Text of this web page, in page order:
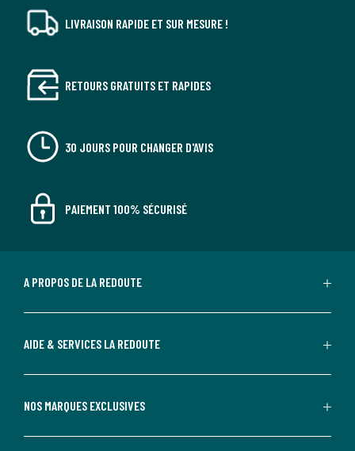
LIVRAISON RAPIDE ET SUR MESURE !
RETOURS GRATUITS ET RAPIDES
30 JOURS POUR CHANGER D'AVIS
PAIEMENT 100% SÉCURISÉ
A PROPOS DE LA REDOUTE
AIDE & SERVICES LA REDOUTE
NOS MARQUES EXCLUSIVES